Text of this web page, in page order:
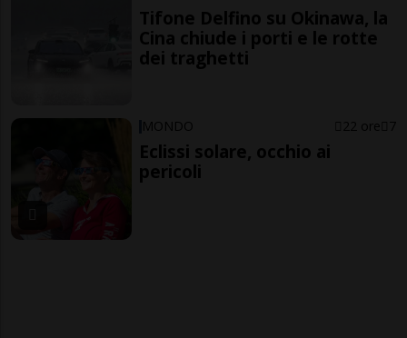
Tifone Delfino su Okinawa, la
Cina chiude i porti e le rotte
dei traghetti
MONDO 22 ore 7
Eclissi solare, occhio ai
pericoli